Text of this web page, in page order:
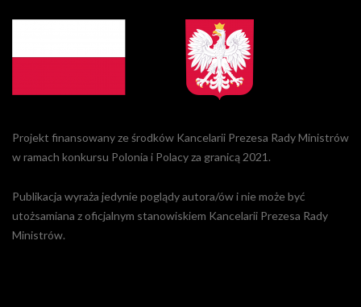
Projekt finansowany ze środków Kancelarii Prezesa Rady Ministrów
w ramach konkursu Polonia i Polacy za granicą 2021.
Publikacja wyraża jedynie poglądy autora/ów i nie może być
utożsamiana z oficjalnym stanowiskiem Kancelarii Prezesa Rady
Ministrów.